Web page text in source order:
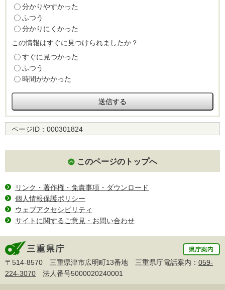
分かりやすかった
ふつう
分かりにくかった
この情報はすぐに見つけられましたか？
すぐに見つかった
ふつう
時間がかかった
ページID： 000301824
このページのトップへ
リンク・著作権・免責事項・ダウンロード
個人情報保護ポリシー
ウェブアクセシビリティ
サイトに関するご意見・お問い合わせ
〒514-8570 三重県津市広明町13番地 三重県庁電話案内： 059-
224-3070 法人番号5000020240001